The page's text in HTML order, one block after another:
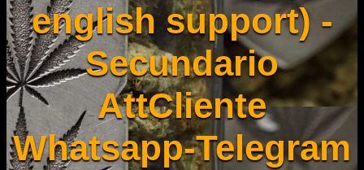
english support) -
Secundario
AttCliente
Whatsapp-Telegram